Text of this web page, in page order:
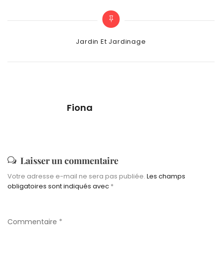
Categories
Jardin Et Jardinage
Fiona
Laisser un commentaire
Votre adresse e-mail ne sera pas publiée. Les champs
obligatoires sont indiqués avec *
Commentaire *